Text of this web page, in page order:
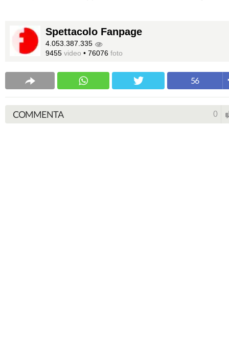
Spettacolo Fanpage
4.053.387.335
9455 video • 76076 foto
56
COMMENTA 0